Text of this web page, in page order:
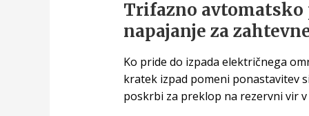
Trifazno
napajanje za
Ko pride do izpada električnega
kratek izpad pomeni ponastavitev
poskrbi za preklop na rezervni vir